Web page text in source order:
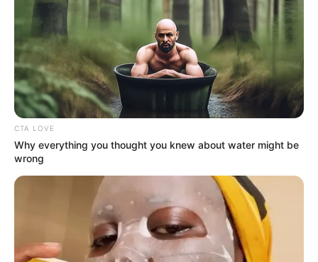
CTA LOVE
Why everything you thought you knew about water might be
wrong